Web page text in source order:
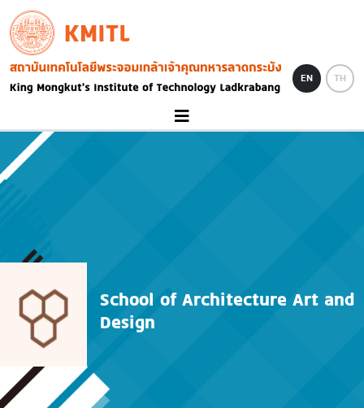
Skip to main content
KMITL
Image
EN TH
School of Architecture Art and
Design